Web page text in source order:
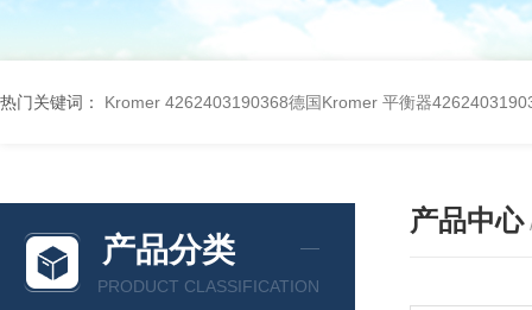
热门关键词： Kromer 4262403190368德国Kromer 平衡器
产品分类
PRODUCT CLASSIFICATION
产品中心